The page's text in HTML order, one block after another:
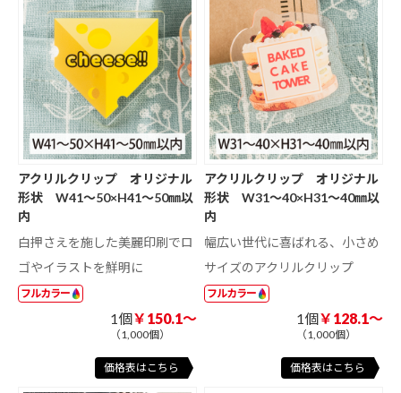
アクリルクリップ オリジナル
形状 W41～50×H41～50㎜以
内
白押さえを施した美麗印刷でロ
ゴやイラストを鮮明に
フルカラー
1個￥150.1～
（1,000個）
価格表はこちら
アクリルクリップ オリジナル
形状 W31～40×H31～40㎜以
内
幅広い世代に喜ばれる、小さめ
サイズのアクリルクリップ
フルカラー
1個￥128.1～
（1,000個）
価格表はこちら